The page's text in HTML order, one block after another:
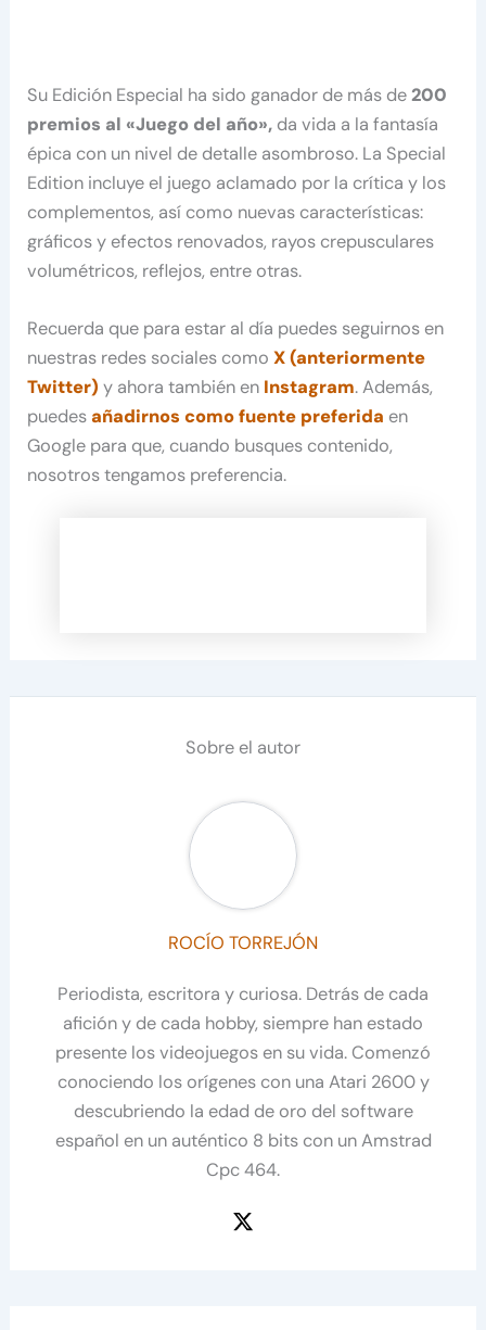
Su Edición Especial ha sido ganador de más de200
premios al «Juego del año», da vida a la fantasía
épica con un nivel de detalle asombroso. La Special
Edition incluye el juego aclamado por la crítica y los
complementos, así como nuevas características:
gráficos y efectos renovados, rayos crepusculares
volumétricos, reflejos, entre otras.
Recuerda que para estar al día puedes seguirnos en
nuestras redes sociales comoX (anteriormente
Twitter) y ahora también en Instagram. Además,
puedesañadirnos como fuente preferida en
Google para que, cuando busques contenido,
nosotros tengamos preferencia.
Sobre el autor
ROCÍO TORREJÓN
Periodista, escritora y curiosa. Detrás de cada
afición y de cada hobby, siempre han estado
presente los videojuegos en su vida. Comenzó
conociendo los orígenes con una Atari 2600 y
descubriendo la edad de oro del software
español en un auténtico 8 bits con un Amstrad
Cpc 464.